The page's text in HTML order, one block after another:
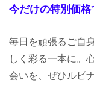
今だけの特別価
毎日を頑張るご自
しく彩る一本に。
会いを、ぜひルピ